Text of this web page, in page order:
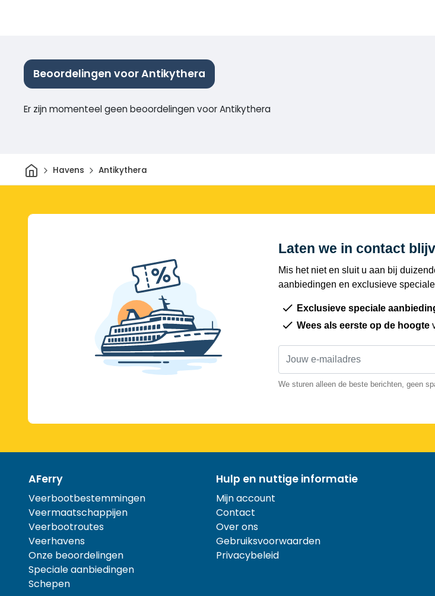
Beoordelingen voor Antikythera
Er zijn momenteel geen beoordelingen voor Antikythera
ThuisHavens Antikythera
Laten we in contact
Mis het niet en sluit u aan bij
aanbiedingen en exclusieve
Exclusieve speciale
Wees als eerste op de hoogte
We sturen alleen de beste berichten, geen
AFerry
Veerbootbestemmingen
Veermaatschappijen
Veerbootroutes
Veerhavens
Onze beoordelingen
Speciale aanbiedingen
Schepen
Hulp en nuttige informatie
Mijn account
Contact
Over ons
Gebruiksvoorwaarden
Privacybeleid